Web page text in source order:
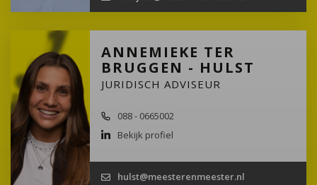
ANNEMIEKE TER
BRUGGEN - HULST
JURIDISCH ADVISEUR
088 - 0665002
Bekijk profiel
hulst@meesterenmeester.nl